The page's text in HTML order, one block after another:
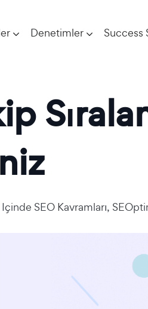
Denetimler Success
Içinde SEO Kavramları,